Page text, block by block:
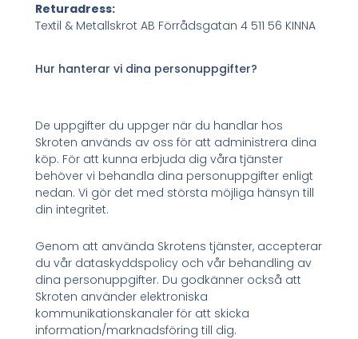
Returadress:
Textil & Metallskrot AB Förrådsgatan 4 511 56 KINNA
Hur hanterar vi dina personuppgifter?
De uppgifter du uppger när du handlar hos
Skroten används av oss för att administrera dina
köp. För att kunna erbjuda dig våra tjänster
behöver vi behandla dina personuppgifter enligt
nedan. Vi gör det med största möjliga hänsyn till
din integritet.
Genom att använda Skrotens tjänster, accepterar
du vår dataskyddspolicy och vår behandling av
dina personuppgifter. Du godkänner också att
Skroten använder elektroniska
kommunikationskanaler för att skicka
information/marknadsföring till dig.